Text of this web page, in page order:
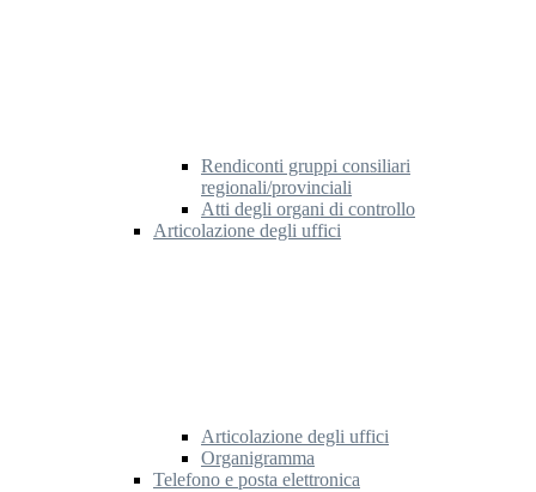
Rendiconti gruppi consiliari
regionali/provinciali
Atti degli organi di controllo
Articolazione degli uffici
Articolazione degli uffici
Organigramma
Telefono e posta elettronica